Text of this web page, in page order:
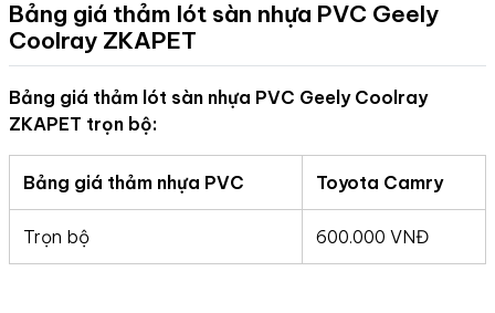
Bảng giá thảm lót sàn nhựa PVC Geely
Coolray ZKAPET
Bảng giá thảm lót sàn nhựa PVC Geely Coolray
ZKAPET trọn bộ:
Bảng giá thảm nhựa PVC Toyota Camry
Trọn bộ 600.000 VNĐ